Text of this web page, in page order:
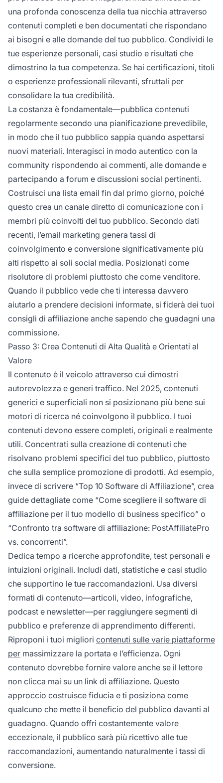
una profonda conoscenza della tua nicchia attraverso
contenuti completi e ben documentati che rispondano
ai bisogni e alle domande del tuo pubblico. Condividi le
tue esperienze personali, casi studio e risultati che
dimostrino la tua competenza. Se hai certificazioni, titoli
o esperienze professionali rilevanti, sfruttali per
consolidare la tua credibilità.
La costanza è fondamentale—pubblica contenuti
regolarmente secondo una pianificazione prevedibile,
in modo che il tuo pubblico sappia quando aspettarsi
nuovi materiali. Interagisci in modo autentico con la
community rispondendo ai commenti, alle domande e
partecipando a forum e discussioni social pertinenti.
Costruisci una lista email fin dal primo giorno, poiché
questo crea un canale diretto di comunicazione con i
membri più coinvolti del tuo pubblico. Secondo dati
recenti, l’email marketing genera tassi di
coinvolgimento e conversione significativamente più
alti rispetto ai soli social media. Posizionati come
risolutore di problemi piuttosto che come venditore.
Quando il pubblico vede che ti interessa davvero
aiutarlo a prendere decisioni informate, si fiderà dei tuoi
consigli di affiliazione anche sapendo che guadagni una
commissione.
Passo 3: Crea Contenuti di Alta Qualità e Orientati al
Valore
Il contenuto è il veicolo attraverso cui dimostri
autorevolezza e generi traffico. Nel 2025, contenuti
generici e superficiali non si posizionano più bene sui
motori di ricerca né coinvolgono il pubblico. I tuoi
contenuti devono essere completi, originali e realmente
utili. Concentrati sulla creazione di contenuti che
risolvano problemi specifici del tuo pubblico, piuttosto
che sulla semplice promozione di prodotti. Ad esempio,
invece di scrivere “Top 10 Software di Affiliazione”, crea
guide dettagliate come “Come scegliere il software di
affiliazione per il tuo modello di business specifico” o
“Confronto tra software di affiliazione: PostAffiliatePro
vs. concorrenti”.
Dedica tempo a ricerche approfondite, test personali e
intuizioni originali. Includi dati, statistiche e casi studio
che supportino le tue raccomandazioni. Usa diversi
formati di contenuto—articoli, video, infografiche,
podcast e newsletter—per raggiungere segmenti di
pubblico e preferenze di apprendimento differenti.
Riproponi i tuoi migliori contenuti sulle varie piattaforme
per massimizzare la portata e l’efficienza. Ogni
contenuto dovrebbe fornire valore anche se il lettore
non clicca mai su un link di affiliazione. Questo
approccio costruisce fiducia e ti posiziona come
qualcuno che mette il beneficio del pubblico davanti al
guadagno. Quando offri costantemente valore
eccezionale, il pubblico sarà più ricettivo alle tue
raccomandazioni, aumentando naturalmente i tassi di
conversione.